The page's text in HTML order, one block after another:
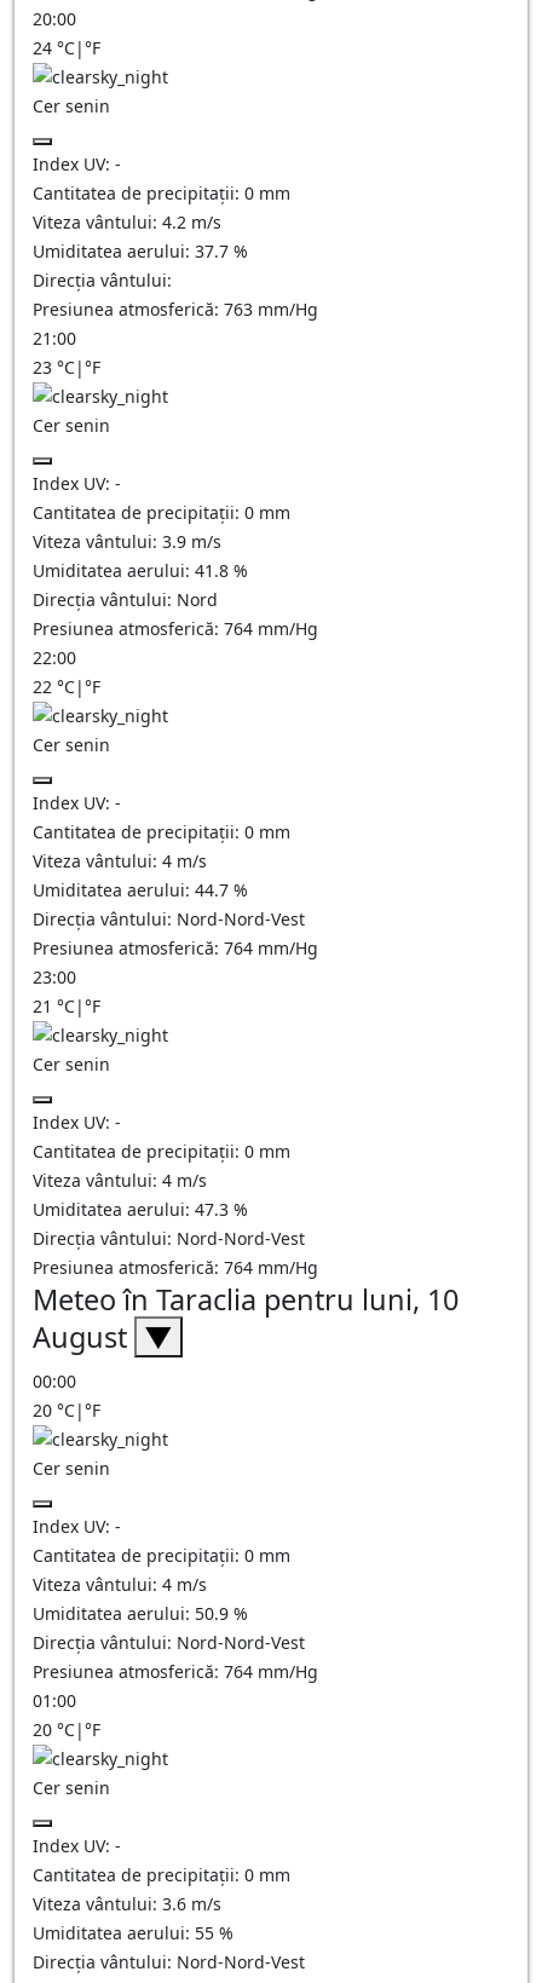
20:00
24 °C|°F
Cer senin
Index UV: -
Cantitatea de precipitații: 0 mm
Viteza vântului: 4.2 m/s
Umiditatea aerului: 37.7 %
Direcția vântului:
Presiunea atmosferică: 763 mm/Hg
21:00
23 °C|°F
Cer senin
Index UV: -
Cantitatea de precipitații: 0 mm
Viteza vântului: 3.9 m/s
Umiditatea aerului: 41.8 %
Direcția vântului: Nord
Presiunea atmosferică: 764 mm/Hg
22:00
22 °C|°F
Cer senin
Index UV: -
Cantitatea de precipitații: 0 mm
Viteza vântului: 4 m/s
Umiditatea aerului: 44.7 %
Direcția vântului: Nord-Nord-Vest
Presiunea atmosferică: 764 mm/Hg
23:00
21 °C|°F
Cer senin
Index UV: -
Cantitatea de precipitații: 0 mm
Viteza vântului: 4 m/s
Umiditatea aerului: 47.3 %
Direcția vântului: Nord-Nord-Vest
Presiunea atmosferică: 764 mm/Hg
Meteo în Taraclia pentru luni, 10
August ▼
00:00
20 °C|°F
Cer senin
Index UV: -
Cantitatea de precipitații: 0 mm
Viteza vântului: 4 m/s
Umiditatea aerului: 50.9 %
Direcția vântului: Nord-Nord-Vest
Presiunea atmosferică: 764 mm/Hg
01:00
20 °C|°F
Cer senin
Index UV: -
Cantitatea de precipitații: 0 mm
Viteza vântului: 3.6 m/s
Umiditatea aerului: 55 %
Direcția vântului: Nord-Nord-Vest